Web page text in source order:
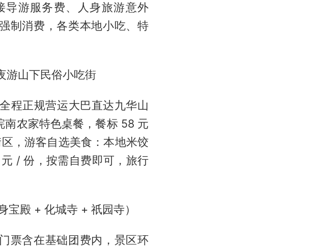
游服务费、人身旅游意外
制消费，各类本地小吃、特
游山下民俗小吃街
程正规营运大巴直达九华山
南农家特色桌餐，餐标 58 元
，游客自选美食：本地米饺
/ 份，按需自费即可，旅行
殿 + 化城寺 + 祇园寺）
票含在基础团费内，景区环